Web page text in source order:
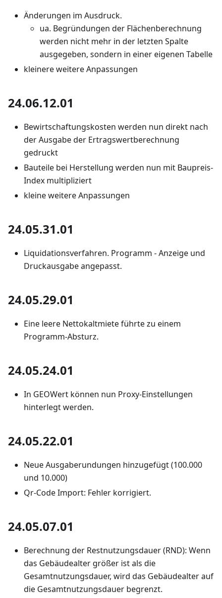
Änderungen im Ausdruck.
ua. Begründungen der Flächenberechnung
werden nicht mehr in der letzten Spalte
ausgegeben, sondern in einer eigenen Tabelle
kleinere weitere Anpassungen
24.06.12.01
Bewirtschaftungskosten werden nun direkt nach
der Ausgabe der Ertragswertberechnung
gedruckt
Bauteile bei Herstellung werden nun mit Baupreis-
Index multipliziert
kleine weitere Anpassungen
24.05.31.01
Liquidationsverfahren. Programm - Anzeige und
Druckausgabe angepasst.
24.05.29.01
Eine leere Nettokaltmiete führte zu einem
Programm-Absturz.
24.05.24.01
In GEOWert können nun Proxy-Einstellungen
hinterlegt werden.
24.05.22.01
Neue Ausgaberundungen hinzugefügt (100.000
und 10.000)
Qr-Code Import: Fehler korrigiert.
24.05.07.01
Berechnung der Restnutzungsdauer (RND): Wenn
das Gebäudealter größer ist als die
Gesamtnutzungsdauer, wird das Gebäudealter auf
die Gesamtnutzungsdauer begrenzt.